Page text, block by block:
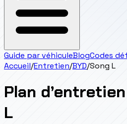
Guide par véhiculeBlogCodes
Accueil/Entretien/BYD/Song L
Plan d’entretien
L